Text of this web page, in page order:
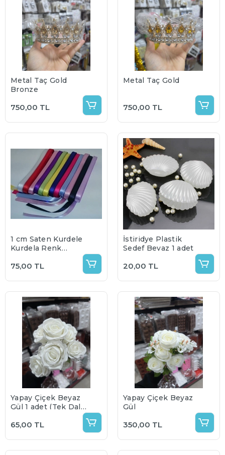
Metal Taç Gold
Bronze
750,00 TL
Metal Taç Gold
750,00 TL
1 cm Saten Kurdele
Kurdela Renk
75,00 TL
İstiridye Plastik
Sedef Beyaz 1 adet
20,00 TL
Yapay Çiçek Beyaz
Gül 1 adet (Tek Dal,
65,00 TL
Yapay Çiçek Beyaz
Gül
350,00 TL